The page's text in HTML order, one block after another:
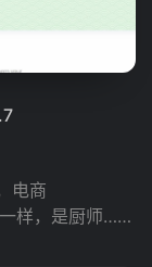
电商
样，是厨师……